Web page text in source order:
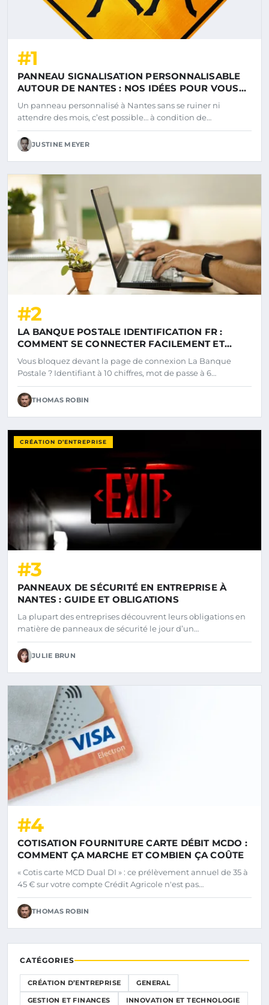
#1
PANNEAU SIGNALISATION PERSONNALISABLE
AUTOUR DE NANTES : NOS IDÉES POUR VOUS
DÉMARQUER
Un panneau personnalisé à Nantes sans se ruiner ni
attendre des mois, c’est possible… à condition de…
JUSTINE MEYER
#2
LA BANQUE POSTALE IDENTIFICATION FR :
COMMENT SE CONNECTER FACILEMENT ET
SÉCURISER SON COMPTE
Vous bloquez devant la page de connexion La Banque
Postale ? Identifiant à 10 chiffres, mot de passe à 6…
THOMAS ROBIN
CRÉATION D’ENTREPRISE
#3
PANNEAUX DE SÉCURITÉ EN ENTREPRISE À
NANTES : GUIDE ET OBLIGATIONS
La plupart des entreprises découvrent leurs obligations en
matière de panneaux de sécurité le jour d’un…
JULIE BRUN
#4
COTISATION FOURNITURE CARTE DÉBIT MCDO :
COMMENT ÇA MARCHE ET COMBIEN ÇA COÛTE
« Cotis carte MCD Dual DI » : ce prélèvement annuel de 35 à
45 € sur votre compte Crédit Agricole n'est pas…
THOMAS ROBIN
CATÉGORIES
CRÉATION D’ENTREPRISE GENERAL
GESTION ET FINANCES INNOVATION ET TECHNOLOGIE